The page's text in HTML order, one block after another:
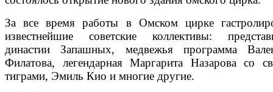
За все время работы в Омском цирке
известнейшие советские коллективы:
династии Запашных, медвежья программа
Филатова, легендарная Маргарита Назарова со
тиграми, Эмиль Кио и многие другие.